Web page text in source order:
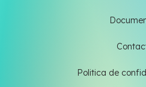
Politica de